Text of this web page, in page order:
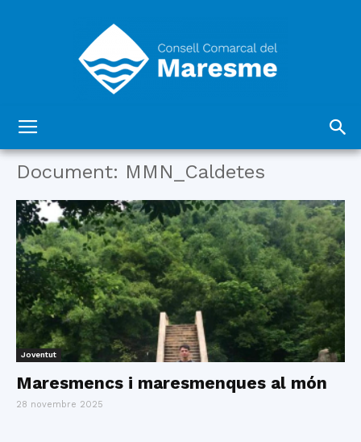
Comarcal
del
Maresme
Document: MMN_Caldetes
Joventut
Maresmencs i maresmenques al món
28 novembre 2025